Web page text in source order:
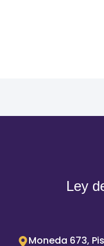
Ley
Moneda 673,